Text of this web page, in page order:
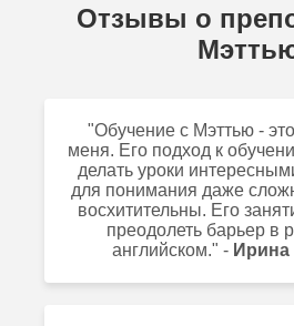
Отзывы о
"Обучение с Мэттью -
меня. Его подход к
делать уроки
для понимания даже
восхитительны. Его
преодолеть барьер в
английском." - Ирина